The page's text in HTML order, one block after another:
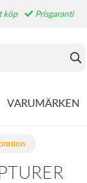
köp Prisgaranti
VARUMÄRKEN